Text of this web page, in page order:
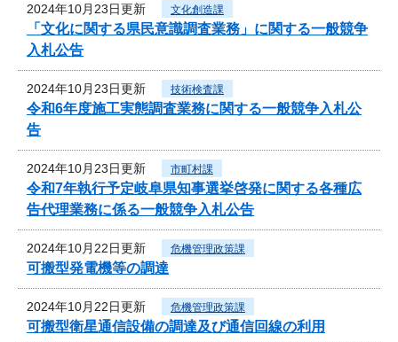
2024年10月23日更新 文化創造課
「文化に関する県民意識調査業務」に関する一般競争
入札公告
2024年10月23日更新 技術検査課
令和6年度施工実態調査業務に関する一般競争入札公
告
2024年10月23日更新 市町村課
令和7年執行予定岐阜県知事選挙啓発に関する各種広
告代理業務に係る一般競争入札公告
2024年10月22日更新 危機管理政策課
可搬型発電機等の調達
2024年10月22日更新 危機管理政策課
可搬型衛星通信設備の調達及び通信回線の利用